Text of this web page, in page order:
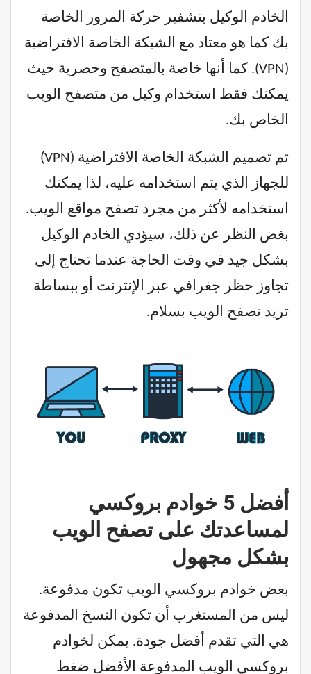
الخادم الوكيل بتشفير حركة المرور الخاصة
بك كما هو معتاد مع الشبكة الخاصة الافتراضية
(VPN). كما أنها خاصة بالمتصفح وحصرية حيث
يمكنك فقط استخدام وكيل من متصفح الويب
الخاص بك.
تم تصميم الشبكة الخاصة الافتراضية (VPN)
للجهاز الذي يتم استخدامه عليه، لذا يمكنك
استخدامه لأكثر من مجرد تصفح مواقع الويب.
بغض النظر عن ذلك، سيؤدي الخادم الوكيل
بشكل جيد في وقت الحاجة عندما تحتاج إلى
تجاوز حظر جغرافي عبر الإنترنت أو ببساطة
تريد تصفح الويب بسلام.
أفضل 5 خوادم بروكسي
لمساعدتك على تصفح الويب
بشكل مجهول
بعض خوادم بروكسي الويب تكون مدفوعة.
ليس من المستغرب أن تكون النسخ المدفوعة
هي التي تقدم أفضل جودة. يمكن لخوادم
بروكسي الويب المدفوعة الأفضل ضغط